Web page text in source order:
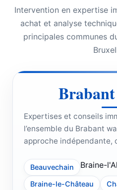
Intervention en expertise
achat et analyse
principales communes
Expertises et conseils
l’ensemble du Brabant
approche indépendante,
Beauvechain Braine-
Braine-le-Château